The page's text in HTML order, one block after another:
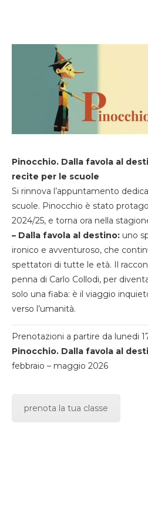
Pinocchio. Dalla favola al
recite per le scuole
Si rinnova l’appuntamento
scuole. Pinocchio è stato
2024/25, e torna ora nella
– Dalla favola al destino: uno
ironico e avventuroso, che
spettatori di tutte le età. Il
penna di Carlo Collodi, per
solo una fiaba: è il viaggio
verso l’umanità.
Prenotazioni a partire da lunedi
Pinocchio. Dalla favola al
febbraio – maggio 2026
prenota la tua classe